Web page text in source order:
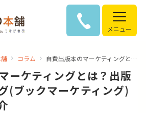
メニュー
コラム 自費出版本のマーケティングとは？出版マーケティング(ブックマーケティング)についても紹介
ーケティングとは？出版
(ブックマーケティング)